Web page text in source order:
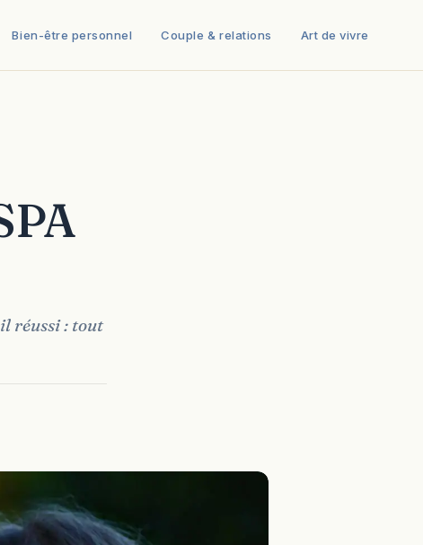
Bien-être personnel Couple & relations Art de vivre
réussi : tout